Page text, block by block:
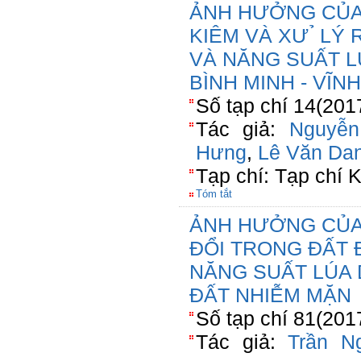
ẢNH HƯỞNG
KIÊM VÀ XƯ ̉ LÝ
VÀ NĂNG SUẤT
BÌNH MINH -
Số tạp chí
Tác giả:
Hưng, Lê Văn
Tạp chí: Tạp chí
Tóm tắt
ẢNH HƯỞNG
ĐỔI TRONG ĐẤT
NĂNG SUẤT
ĐẤT NHIỄM MẶN
Số tạp chí
Tác giả:Trần